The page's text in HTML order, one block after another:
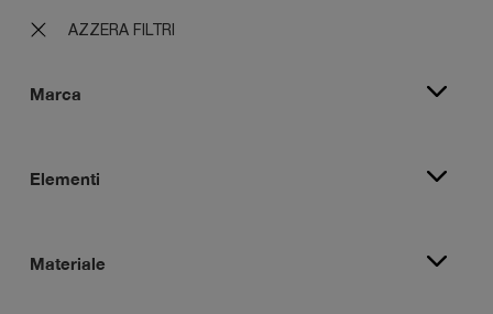
AZZERA FILTRI
Marca
Elementi
Materiale